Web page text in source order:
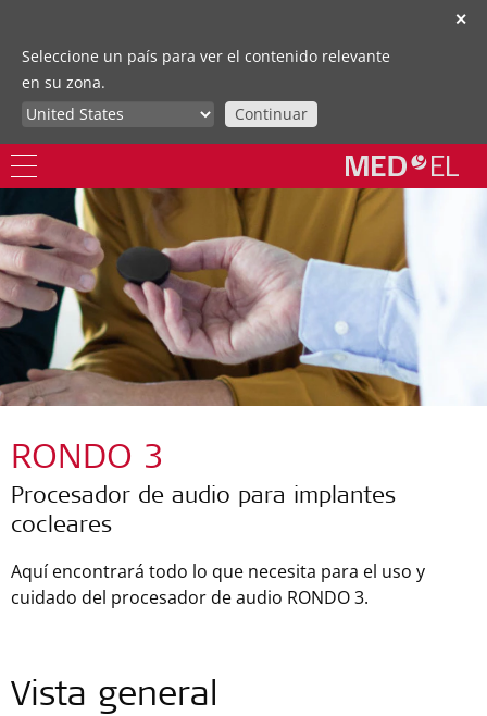
✕
Seleccione un país para ver el contenido relevante
en su zona.
Continuar
RONDO 3
Procesador de audio para implantes
cocleares
Aquí encontrará todo lo que necesita para el uso y
cuidado del procesador de audio RONDO 3.
Vista general